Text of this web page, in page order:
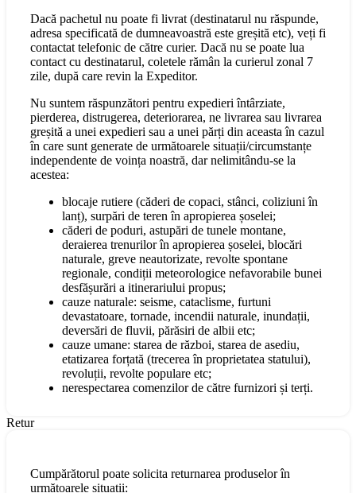
Dacă pachetul nu poate fi livrat (destinatarul nu răspunde,
adresa specificată de dumneavoastră este greșită etc), veți fi
contactat telefonic de către curier. Dacă nu se poate lua
contact cu destinatarul, coletele rămân la curierul zonal 7
zile, după care revin la Expeditor.
Nu suntem răspunzători pentru expedieri întârziate,
pierderea, distrugerea, deteriorarea, ne livrarea sau livrarea
greșită a unei expedieri sau a unei părți din aceasta în cazul
în care sunt generate de următoarele situații/circumstanțe
independente de voința noastră, dar nelimitându-se la
acestea:
blocaje rutiere (căderi de copaci, stânci, coliziuni în
lanț), surpări de teren în apropierea șoselei;
căderi de poduri, astupări de tunele montane,
deraierea trenurilor în apropierea șoselei, blocări
naturale, greve neautorizate, revolte spontane
regionale, condiții meteorologice nefavorabile bunei
desfășurări a itinerariului propus;
cauze naturale: seisme, cataclisme, furtuni
devastatoare, tornade, incendii naturale, inundații,
deversări de fluvii, părăsiri de albii etc;
cauze umane: starea de război, starea de asediu,
etatizarea forțată (trecerea în proprietatea statului),
revoluții, revolte populare etc;
nerespectarea comenzilor de către furnizori și terți.
Retur
Cumpărătorul poate solicita returnarea produselor în
următoarele situații: